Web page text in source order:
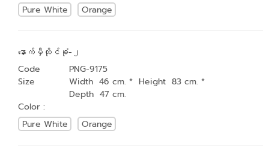
Pure White
Orange
နောက်မှီထိုင်ခုံ-၂
Code
PNG-9175
Size
Width 46 cm. * Height 83 cm. *
Depth 47 cm.
Color :
Pure White
Orange